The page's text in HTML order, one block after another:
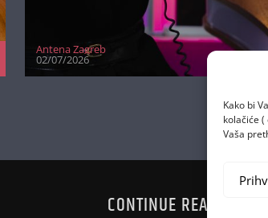
Kako bi
kolačiće (
Vaša
Antena Zagreb
02/07/2026
CONTINUE READING